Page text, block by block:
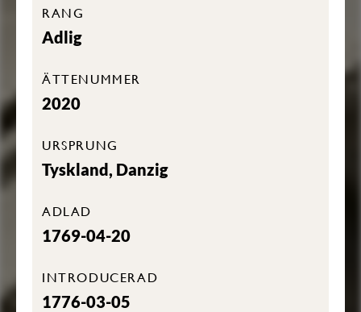
RANG
Adlig
ÄTTENUMMER
2020
URSPRUNG
Tyskland, Danzig
ADLAD
1769-04-20
INTRODUCERAD
1776-03-05